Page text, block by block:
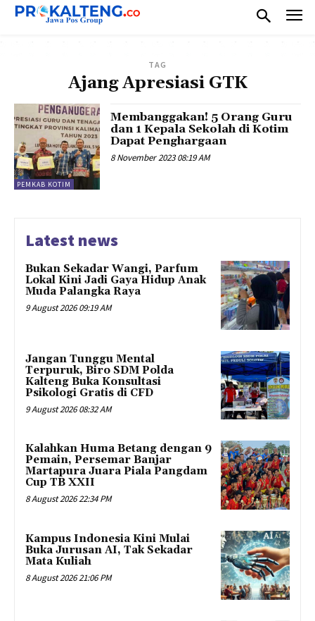
TAG
Ajang Apresiasi GTK
PEMKAB KOTIM
Membanggakan! 5 Orang Guru
dan 1 Kepala Sekolah di Kotim
Dapat Penghargaan
8 November 2023 08:19 AM
Latest news
Bukan Sekadar Wangi, Parfum
Lokal Kini Jadi Gaya Hidup Anak
Muda Palangka Raya
9 August 2026 09:19 AM
Jangan Tunggu Mental
Terpuruk, Biro SDM Polda
Kalteng Buka Konsultasi
Psikologi Gratis di CFD
9 August 2026 08:32 AM
Kalahkan Huma Betang dengan 9
Pemain, Persemar Banjar
Martapura Juara Piala Pangdam
Cup TB XXII
8 August 2026 22:34 PM
Kampus Indonesia Kini Mulai
Buka Jurusan AI, Tak Sekadar
Mata Kuliah
8 August 2026 21:06 PM